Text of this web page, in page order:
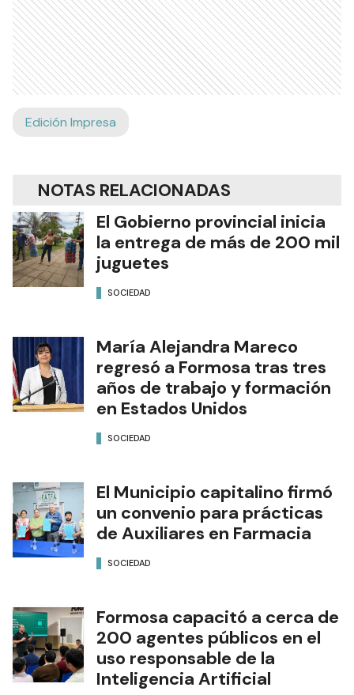
Edición Impresa
NOTAS RELACIONADAS
El Gobierno provincial inicia
la entrega de más de 200 mil
juguetes
SOCIEDAD
María Alejandra Mareco
regresó a Formosa tras tres
años de trabajo y formación
en Estados Unidos
SOCIEDAD
El Municipio capitalino firmó
un convenio para prácticas
de Auxiliares en Farmacia
SOCIEDAD
Formosa capacitó a cerca de
200 agentes públicos en el
uso responsable de la
Inteligencia Artificial